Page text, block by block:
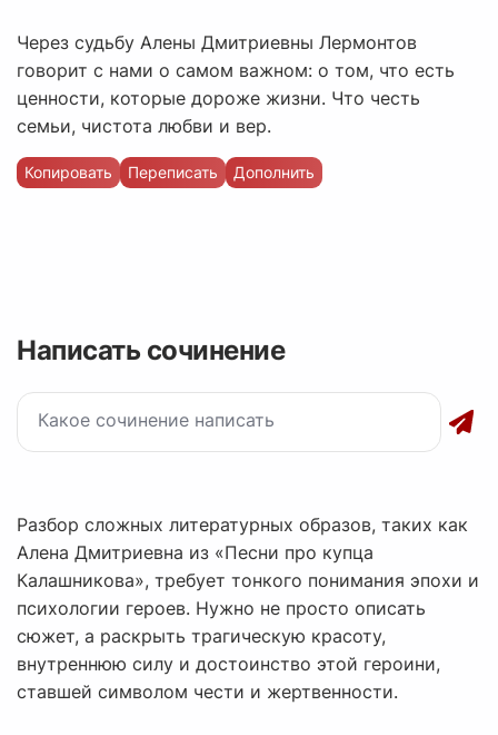
Через судьбу Алены Дмитриевны Лермонтов
говорит с нами о самом важном: о том, что есть
ценности, которые дороже жизни. Что честь
семьи, чистота любви и вер.
Копировать Переписать Дополнить
Написать сочинение
Разбор сложных литературных образов, таких как
Алена Дмитриевна из «Песни про купца
Калашникова», требует тонкого понимания эпохи и
психологии героев. Нужно не просто описать
сюжет, а раскрыть трагическую красоту,
внутреннюю силу и достоинство этой героини,
ставшей символом чести и жертвенности.